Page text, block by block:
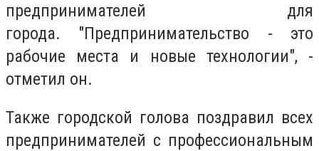
предпринимателей для
города. "Предпринимательство - это
рабочие места и новые технологии", -
отметил он.
Также городской голова поздравил всех
предпринимателей с профессиональным